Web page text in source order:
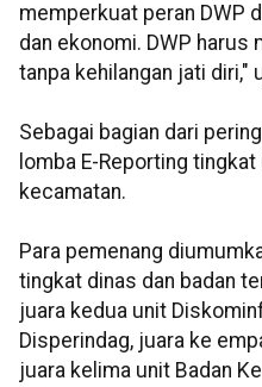
memperkuat peran DWP
dan ekonomi. DWP
tanpa kehilangan jati diri,"
Sebagai bagian dari
lomba E-Reporting
kecamatan.
Para pemenang
tingkat dinas dan badan
juara kedua unit
Disperindag, juara ke
juara kelima unit Badan